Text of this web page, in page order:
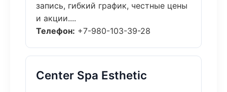
запись, гибкий график, честные цены
и акции....
Телефон: +7-980-103-39-28
Center Spa Esthetic